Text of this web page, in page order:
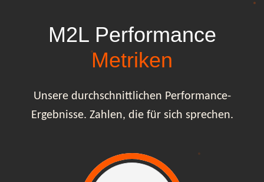
M2L Performance
Metriken
Unsere durchschnittlichen Performance-
Ergebnisse. Zahlen, die für sich sprechen.